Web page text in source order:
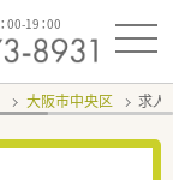
00-19：00
大阪市中央区 求人